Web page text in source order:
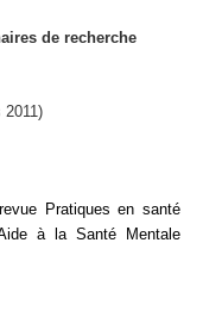
de recherche
Pratiques en santé
à la Santé Mentale